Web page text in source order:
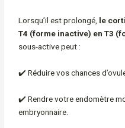
Lorsqu’il est prolongé, le
T4 (forme inactive) en T3
sous-active peut :
✔️ Réduire vos chances
✔️ Rendre votre endomètre
embryonnaire.